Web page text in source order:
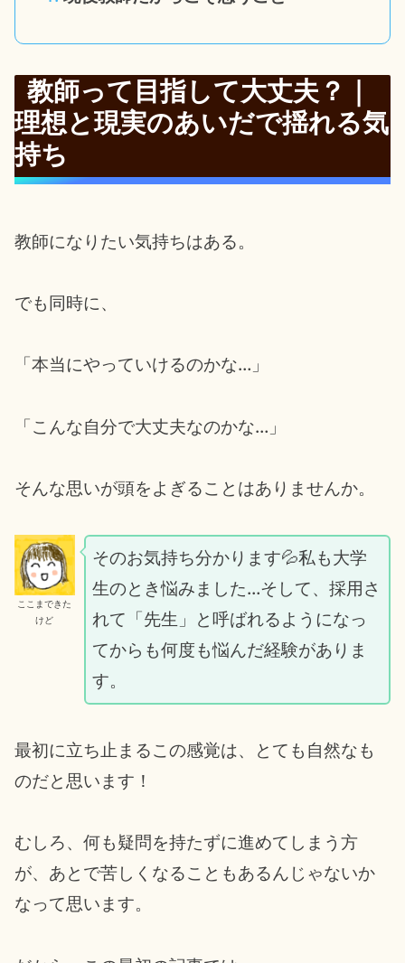
教師って目指して大丈夫？｜
理想と現実のあいだで揺れる気
持ち
教師になりたい気持ちはある。
でも同時に、
「本当にやっていけるのかな…」
「こんな自分で大丈夫なのかな…」
そんな思いが頭をよぎることはありませんか。
ここまできた
けど
そのお気持ち分かります💦私も大学
生のとき悩みました…そして、採用さ
れて「先生」と呼ばれるようになっ
てからも何度も悩んだ経験がありま
す。
最初に立ち止まるこの感覚は、とても自然なも
のだと思います！
むしろ、何も疑問を持たずに進めてしまう方
が、あとで苦しくなることもあるんじゃないか
なって思います。